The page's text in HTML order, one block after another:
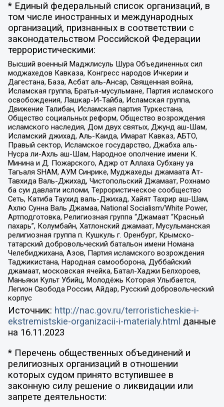
* Единый федеральный список организаций, в
том числе иностранных и международных
организаций, признанных в соответствии с
законодательством Российской Федерации
террористическими:
Высший военный Маджлисуль Шура Объединенных сил
моджахедов Кавказа, Конгресс народов Ичкерии и
Дагестана, База, Асбат аль-Ансар, Священная война,
Исламская группа, Братья-мусульмане, Партия исламского
освобождения, Лашкар-И-Тайба, Исламская группа,
Движение Талибан, Исламская партия Туркестана,
Общество социальных реформ, Общество возрождения
исламского наследия, Дом двух святых, Джунд аш-Шам,
Исламский джихад, Аль-Каида, Имарат Кавказ, АБТО,
Правый сектор, Исламское государство, Джабха аль-
Нусра ли-Ахль аш-Шам, Народное ополчение имени К.
Минина и Д. Пожарского, Аджр от Аллаха Субхану уа
Тагьаля SHAM, АУМ Синрике, Муджахеды джамаата Ат-
Тавхида Валь-Джихад, Чистопольский Джамаат, Рохнамо
ба суи давлати исломи, Террористическое сообщество
Сеть, Катиба Таухид валь-Джихад, Хайят Тахрир аш-Шам,
Ахлю Сунна Валь Джамаа, National Socialism/White Power,
Артподготовка, Религиозная группа “Джамаат “Красный
пахарь”, Колумбайн, Хатлонский джамаат, Мусульманская
религиозная группа п. Кушкуль г. Оренбург, Крымско-
татарский добровольческий батальон имени Номана
Челебиджихана, Азов, Партия исламского возрождения
Таджикистана, Народная самооборона, Дуббайский
джамаат, московская ячейка, Батал-Хаджи Белхороев,
Маньяки Культ Убийц, Молодёжь Которая Улыбается,
Легион Свобода России, Айдар, Русский добровольческий
корпус
Источник: http://nac.gov.ru/terroristicheskie-i-
ekstremistskie-organizacii-i-materialy.html данные
на 16.11.2023
* Перечень общественных объединений и
религиозных организаций в отношении
которых судом принято вступившее в
законную силу решение о ликвидации или
запрете деятельности: